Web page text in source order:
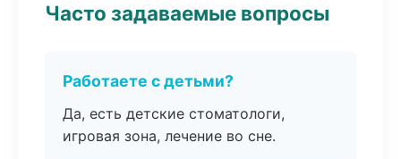
Часто задаваемые вопросы
Работаете с детьми?
Да, есть детские стоматологи,
игровая зона, лечение во сне.